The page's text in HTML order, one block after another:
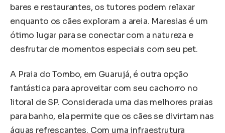
bares e restaurantes, os tutores podem relaxar
enquanto os cães exploram a areia. Maresias é um
ótimo lugar para se conectar com a natureza e
desfrutar de momentos especiais com seu pet.
A Praia do Tombo, em Guarujá, é outra opção
fantástica para aproveitar com seu cachorro no
litoral de SP. Considerada uma das melhores praias
para banho, ela permite que os cães se divirtam nas
águas refrescantes. Com uma infraestrutura